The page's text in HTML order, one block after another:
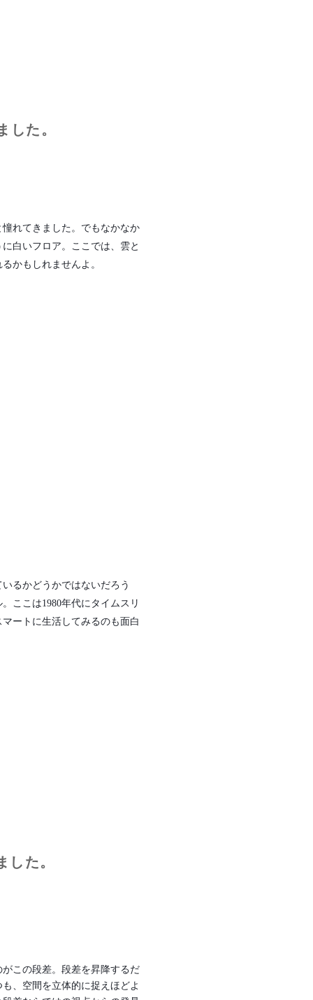
した。
れてきました。でもなかなか
白いフロア。ここでは、雲と
かもしれませんよ。
るかどうかではないだろう
ここは1980年代にタイムスリ
ートに生活してみるのも面白
た。
この段差。段差を昇降するだ
、空間を立体的に捉えほどよ